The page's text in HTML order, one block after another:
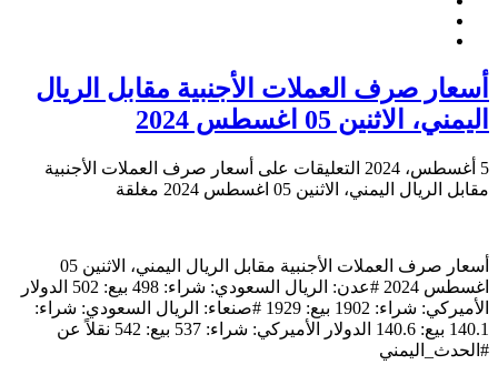
أسعار صرف العملات الأجنبية مقابل الريال
اليمني، الاثنين 05 اغسطس 2024
5 أغسطس، 2024 التعليقات على أسعار صرف العملات الأجنبية
مقابل الريال اليمني، الاثنين 05 اغسطس 2024 مغلقة
أسعار صرف العملات الأجنبية مقابل الريال اليمني، الاثنين 05
اغسطس 2024 #عدن: الريال السعودي: شراء: 498 بيع: 502 الدولار
الأميركي: شراء: 1902 بيع: 1929 #صنعاء: الريال السعودي: شراء:
140.1 بيع: 140.6 الدولار الأميركي: شراء: 537 بيع: 542 نقلاً عن
#الحدث_اليمني